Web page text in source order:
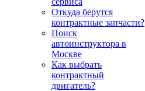
Откуда берутся
контрактные запчасти?
Поиск
автоинструктора в
Москве
Как выбрать
контрактный
двигатель?